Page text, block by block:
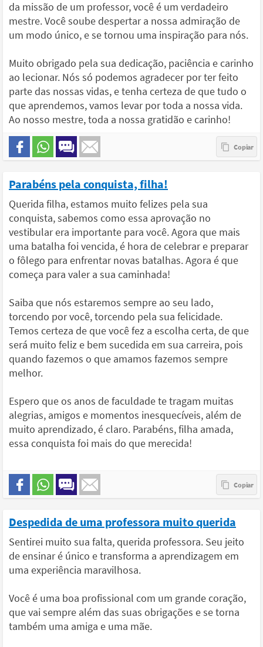
da missão de um professor, você é um verdadeiro
mestre. Você soube despertar a nossa admiração de
um modo único, e se tornou uma inspiração para nós.
Muito obrigado pela sua dedicação, paciência e carinho
ao lecionar. Nós só podemos agradecer por ter feito
parte das nossas vidas, e tenha certeza de que tudo o
que aprendemos, vamos levar por toda a nossa vida.
Ao nosso mestre, toda a nossa gratidão e carinho!
Parabéns pela conquista, filha!
Querida filha, estamos muito felizes pela sua
conquista, sabemos como essa aprovação no
vestibular era importante para você. Agora que mais
uma batalha foi vencida, é hora de celebrar e preparar
o fôlego para enfrentar novas batalhas. Agora é que
começa para valer a sua caminhada!
Saiba que nós estaremos sempre ao seu lado,
torcendo por você, torcendo pela sua felicidade.
Temos certeza de que você fez a escolha certa, de que
será muito feliz e bem sucedida em sua carreira, pois
quando fazemos o que amamos fazemos sempre
melhor.
Espero que os anos de faculdade te tragam muitas
alegrias, amigos e momentos inesquecíveis, além de
muito aprendizado, é claro. Parabéns, filha amada,
essa conquista foi mais do que merecida!
Despedida de uma professora muito querida
Sentirei muito sua falta, querida professora. Seu jeito
de ensinar é único e transforma a aprendizagem em
uma experiência maravilhosa.
Você é uma boa profissional com um grande coração,
que vai sempre além das suas obrigações e se torna
também uma amiga e uma mãe.